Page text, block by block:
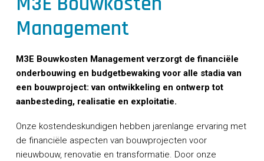
CONTACT
Management
M3E Bouwkosten Management verzorgt de financiële
onderbouwing en budgetbewaking voor alle stadia van
een bouwproject: van ontwikkeling en ontwerp tot
aanbesteding, realisatie en exploitatie.
Onze kostendeskundigen hebben jarenlange ervaring met
de financiële aspecten van bouwprojecten voor
nieuwbouw, renovatie en transformatie. Door onze